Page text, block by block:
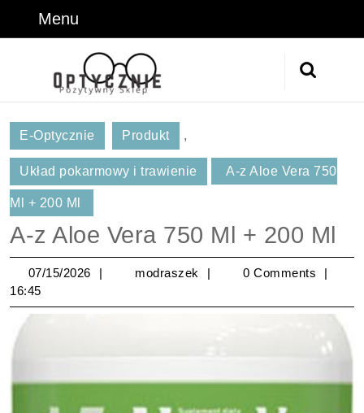
Menu
E-Optycznie Produkt ,
Układ pokarmowy i trawienie A-z Aloe Vera 750
Ml + 200 Ml
A-z Aloe Vera 750 Ml + 200 Ml
07/15/2026 07/15/2026
modraszek modraszek
0 Comments
16:45